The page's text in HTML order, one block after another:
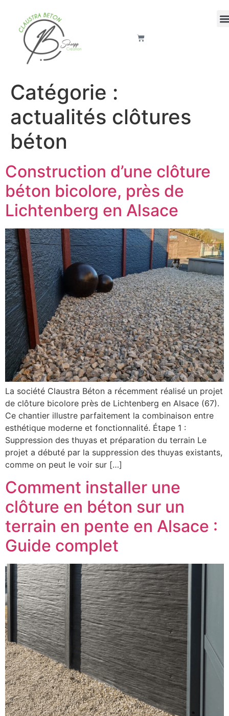
Catégorie :
actualités clôtures
béton
Construction d’une clôture
béton bicolore, près de
Lichtenberg en Alsace
La société Claustra Béton a récemment réalisé un projet
de clôture bicolore près de Lichtenberg en Alsace (67).
Ce chantier illustre parfaitement la combinaison entre
esthétique moderne et fonctionnalité. Étape 1 :
Suppression des thuyas et préparation du terrain Le
projet a débuté par la suppression des thuyas existants,
comme on peut le voir sur […]
Comment installer une
clôture en béton sur un
terrain en pente en Alsace :
Guide complet